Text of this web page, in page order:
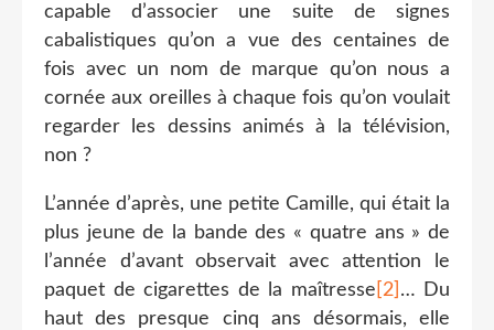
capable d’associer une suite de signes
cabalistiques qu’on a vue des centaines de
fois avec un nom de marque qu’on nous a
cornée aux oreilles à chaque fois qu’on voulait
regarder les dessins animés à la télévision,
non ?
L’année d’après, une petite Camille, qui était la
plus jeune de la bande des « quatre ans » de
l’année d’avant observait avec attention le
paquet de cigarettes de la maîtresse [2] … Du
haut des presque cinq ans désormais, elle